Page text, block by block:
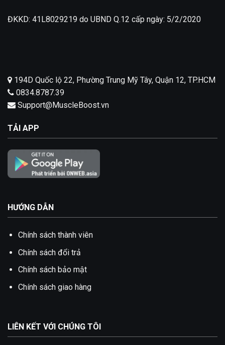
ĐKKD: 41L8029219 do UBND Q.12 cấp ngày: 5/2/2020
194D Quốc lộ 22, Phường Trung Mỹ Tây, Quận 12, TP.HCM
0834.8787.39
Support@MuscleBoost.vn
TẢI APP
HƯỚNG DẪN
Chính sách thành viên
Chính sách đổi trả
Chính sách bảo mật
Chính sách giao hàng
LIÊN KẾT VỚI CHÚNG TÔI